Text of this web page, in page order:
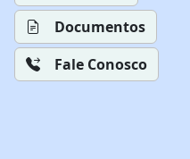
Documentos
Fale Conosco